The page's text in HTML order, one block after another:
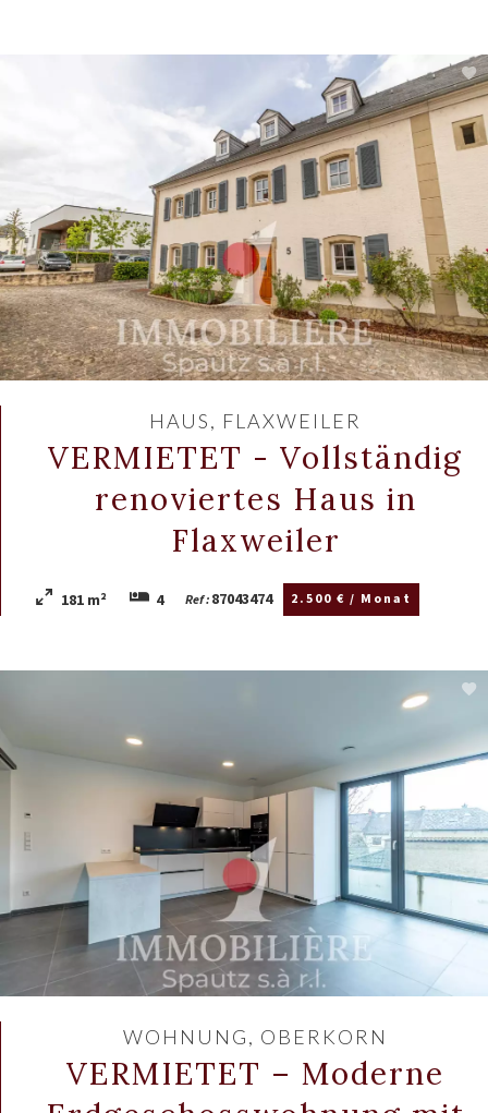
HAUS, FLAXWEILER
VERMIETET - Vollständig
renoviertes Haus in
Flaxweiler
181 m² 4 Ref :87043474 2.500 € / Monat
WOHNUNG, OBERKORN
VERMIETET – Moderne